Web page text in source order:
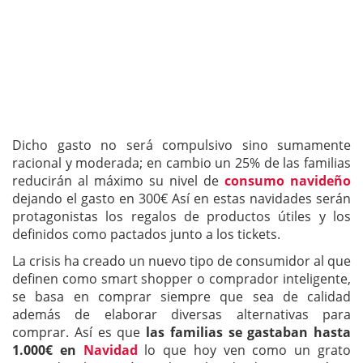
Dicho gasto no será compulsivo sino sumamente
racional y moderada; en cambio un 25% de las familias
reducirán al máximo su nivel de consumo navideño
dejando el gasto en 300€ Así en estas navidades serán
protagonistas los regalos de productos útiles y los
definidos como pactados junto a los tickets.
La crisis ha creado un nuevo tipo de consumidor al que
definen como smart shopper o comprador inteligente,
se basa en comprar siempre que sea de calidad
además de elaborar diversas alternativas para
comprar. Así es que las familias se gastaban hasta
1.000€ en Navidad lo que hoy ven como un grato